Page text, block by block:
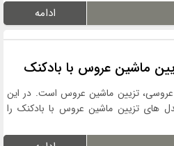
ادامه
ماشین عروس با بادکنک
تزیین ماشین عروس است. در این
های تزیین ماشین عروس با بادکنک را